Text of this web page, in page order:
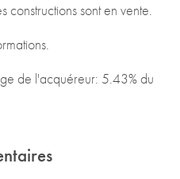
constructions sont en vente.
de l'acquéreur: 5.43% du